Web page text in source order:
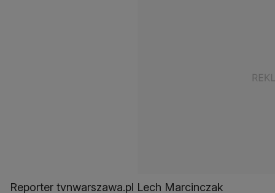
Reporter tvnwarszawa.pl Lech Marcinczak